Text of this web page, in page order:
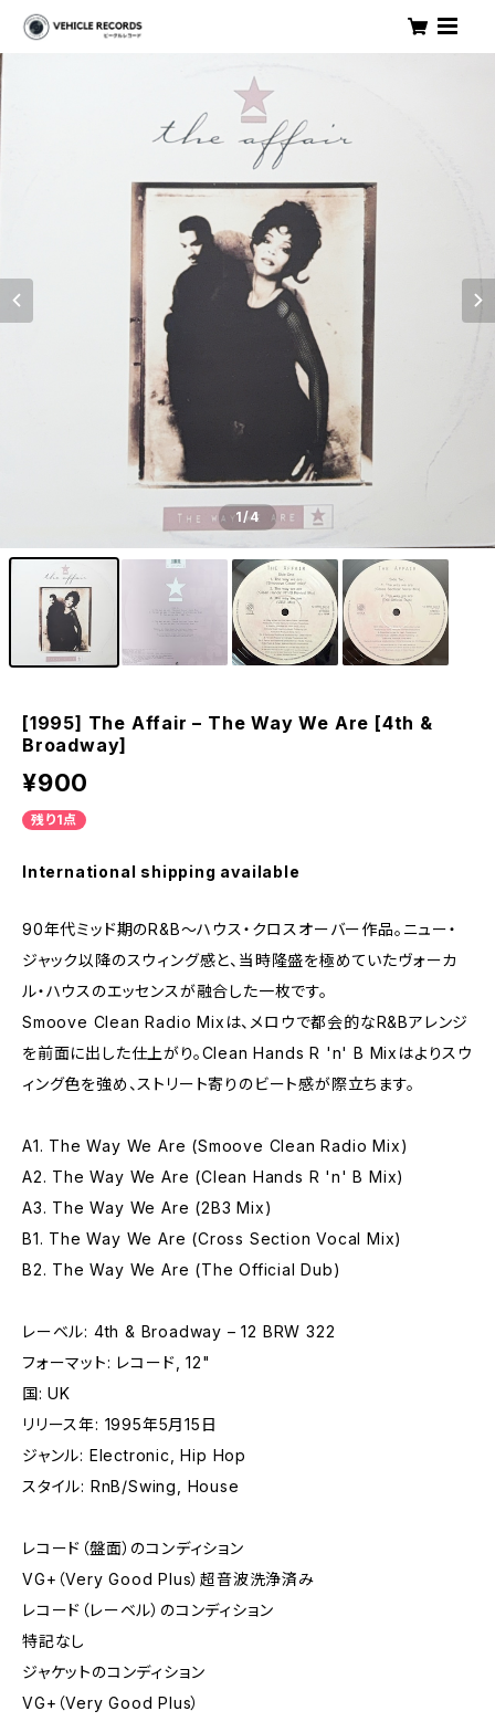
1/4
[1995] The Affair – The Way We Are [4th &
Broadway]
¥900
残り1点
International shipping available
90年代ミッド期のR&B〜ハウス・クロスオーバー作品。ニュー・
ジャック以降のスウィング感と、当時隆盛を極めていたヴォーカ
ル・ハウスのエッセンスが融合した一枚です。
Smoove Clean Radio Mixは、メロウで都会的なR&Bアレンジ
を前面に出した仕上がり。Clean Hands R 'n' B Mixはよりスウ
ィング色を強め、ストリート寄りのビート感が際立ちます。
A1. The Way We Are (Smoove Clean Radio Mix)
A2. The Way We Are (Clean Hands R 'n' B Mix)
A3. The Way We Are (2B3 Mix)
B1. The Way We Are (Cross Section Vocal Mix)
B2. The Way We Are (The Official Dub)
レーベル: 4th & Broadway – 12 BRW 322
フォーマット: レコード, 12"
国: UK
リリース年: 1995年5月15日
ジャンル: Electronic, Hip Hop
スタイル: RnB/Swing, House
レコード（盤面）のコンディション
VG+（Very Good Plus）超音波洗浄済み
レコード（レーベル）のコンディション
特記なし
ジャケットのコンディション
VG+（Very Good Plus）